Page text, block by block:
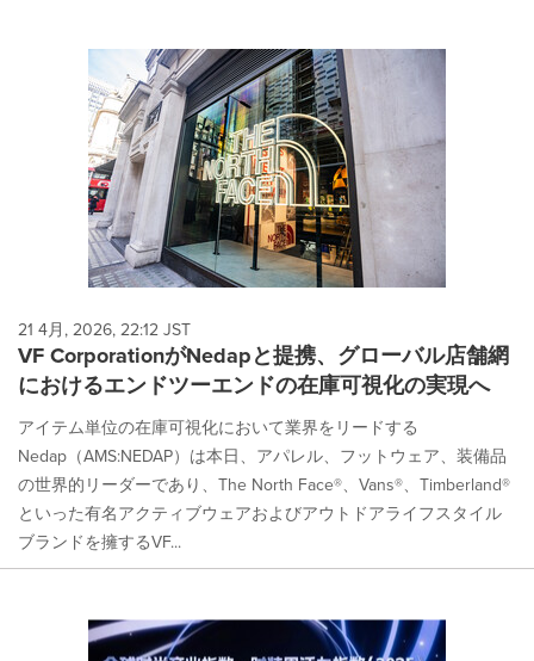
21 4月, 2026, 22:12 JST
VF CorporationがNedapと提携、グローバル店舗網
におけるエンドツーエンドの在庫可視化の実現へ
アイテム単位の在庫可視化において業界をリードする
Nedap（AMS:NEDAP）は本日、アパレル、フットウェア、装備品
の世界的リーダーであり、The North Face®、Vans®、Timberland®
といった有名アクティブウェアおよびアウトドアライフスタイル
ブランドを擁するVF...